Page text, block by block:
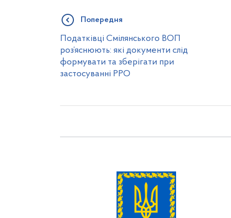
Попередня
Податківці Смілянського ВОП
роз’яснюють: які документи слід
формувати та зберігати при
застосуванні РРО